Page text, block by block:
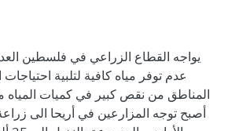
يواجه القطاع الزراعي في فلسطين
عدم توفر مياه كافية لتلبية
المناطق من نقص كبير في كميات المياه
أصبح توجه المزارعين في أريحا الى